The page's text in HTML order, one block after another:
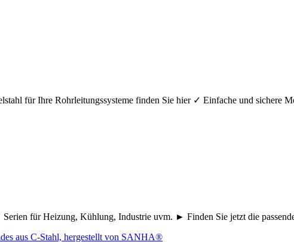
für Ihre Rohrleitungssysteme finden Sie hier ✓ Einfache und sichere
für Heizung, Kühlung, Industrie uvm. ► Finden Sie jetzt die